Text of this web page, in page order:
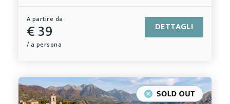
A partire da
€ 39
/ a persona
DETTAGLI